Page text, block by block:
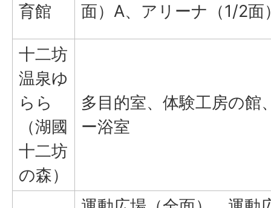
育館
面）A、アリーナ（1/2面
十二坊
温泉ゆ
らら
（湖國
十二坊
の森）
多目的室、体験工房の館
ー浴室